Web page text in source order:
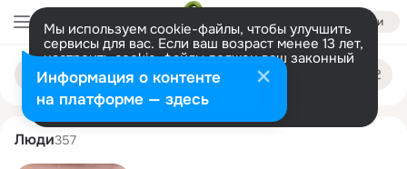
Войти
Мы используем cookie-файлы, чтобы улучшить
сервисы для вас. Если ваш возраст менее 13 лет,
настроить cookie-файлы должен ваш законный
представитель. Больше информации
Разрешить все Настроить
Поиск
людям
don karlos
Люди357
Информация о контенте
на платформе — здесь